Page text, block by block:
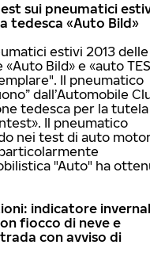
sui pneumatici
tedesca «Auto Bild»
estivi 2013 delle
Bild» e «auto
Il pneumatico
dall’Automobile
tedesca per la
Il pneumatico
nei test di auto
"Auto" ha
indicatore
fiocco di neve e
con avviso di